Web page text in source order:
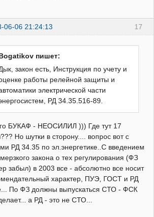
17
06-06 21:24:13
пишет:
закон есть, Инструкция по учету и
работы релейной защиты и
электрической части
РД 34.35.516-89.
БУКАФ - НЕОСИЛИЛ ))) Где тут 17
Но шутки в сторону.... вопрос вот с
РД 34.35 по эл.энергетике..С введением
закона о тех регулирования (ФЗ
забыл) в 2003 все - абсолютно все носит
характер, ПУЭ, ГОСТ и РД
По ФЗ должны выпускаться СТО - ФСК
а РД - это не СТО...